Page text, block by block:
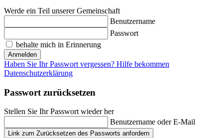
Werde ein Teil unserer Gemeinschaft
Benutzername
Passwort
behalte mich in Erinnerung
Anmelden
Haben Sie Ihr Passwort vergessen? Hilfe bekommen
Datenschutzerklärung
Passwort zurücksetzen
Stellen Sie Ihr Passwort wieder her
Benutzername oder E-Mail
Link zum Zurücksetzen des Passworts anfordern